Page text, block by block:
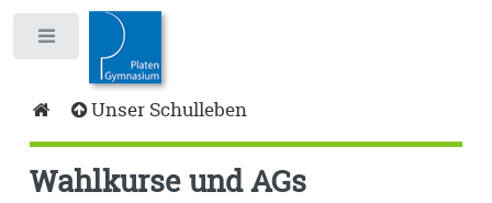
Unser Schulleben
Wahlkurse und AGs
Toggle